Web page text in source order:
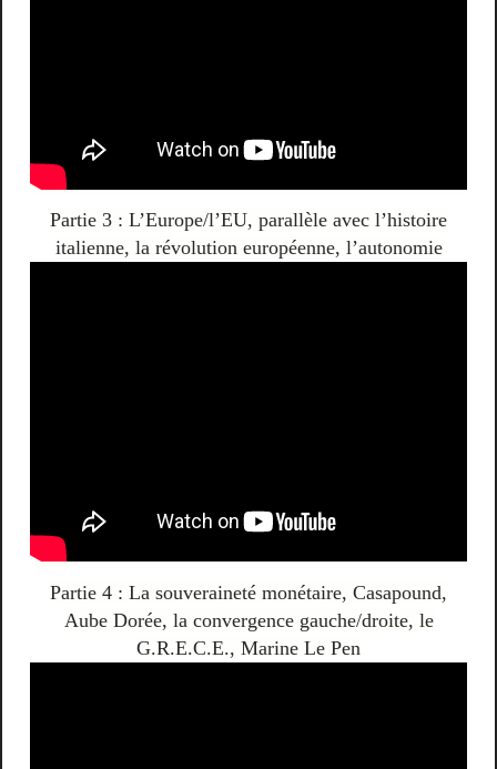
Partie 3 : L’Europe/l’EU, parallèle avec l’histoire
italienne, la révolution européenne, l’autonomie
Partie 4 : La souveraineté monétaire, Casapound,
Aube Dorée, la convergence gauche/droite, le
G.R.E.C.E., Marine Le Pen